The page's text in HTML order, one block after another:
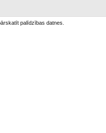
palīdzības datnes.